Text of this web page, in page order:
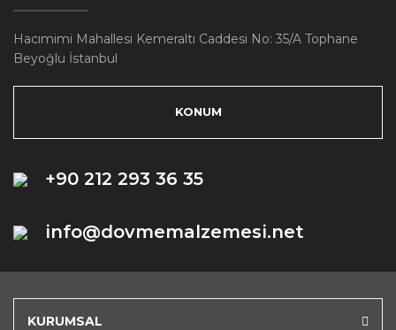
Hacımimi Mahallesi Kemeraltı Caddesi No: 35/A Tophane
Beyoğlu İstanbul
KONUM
+90 212 293 36 35
info@dovmemalzemesi.net
KURUMSAL